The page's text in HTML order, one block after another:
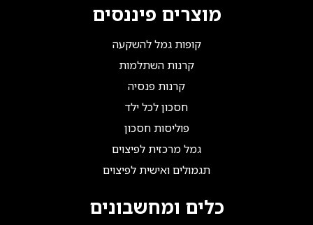
מוצרים פיננסים
קופות גמל להשקעה
קרנות השתלמות
קרנות פנסיה
חסכון לכל ילד
פוליסות חסכון
גמל מרכזית לפיצוים
תגמולים ואישית לפיצוים
כלים ומחשבונים